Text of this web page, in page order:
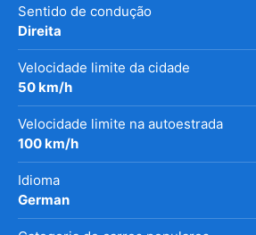
Sentido de condução
Direita
Velocidade limite da cidade
50 km/h
Velocidade limite na autoestrada
100 km/h
Idioma
German